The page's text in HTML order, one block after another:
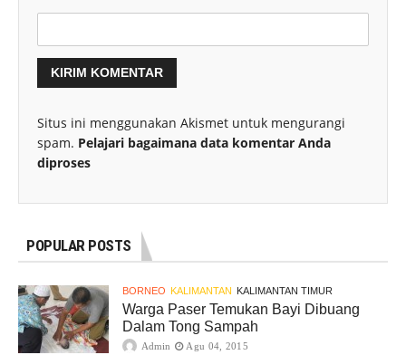
Situs ini menggunakan Akismet untuk mengurangi
spam. Pelajari bagaimana data komentar Anda
diproses
POPULAR POSTS
BORNEO KALIMANTAN KALIMANTAN TIMUR
Warga Paser Temukan Bayi Dibuang
Dalam Tong Sampah
Admin Agu 04, 2015